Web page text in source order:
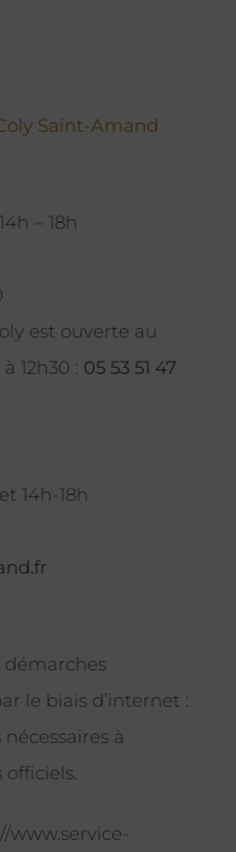
Saint-Amand
– 18h
est ouverte au
12h30 : 05 53 51 47
14h-18h
démarches
le biais d’internet :
à
www.service-